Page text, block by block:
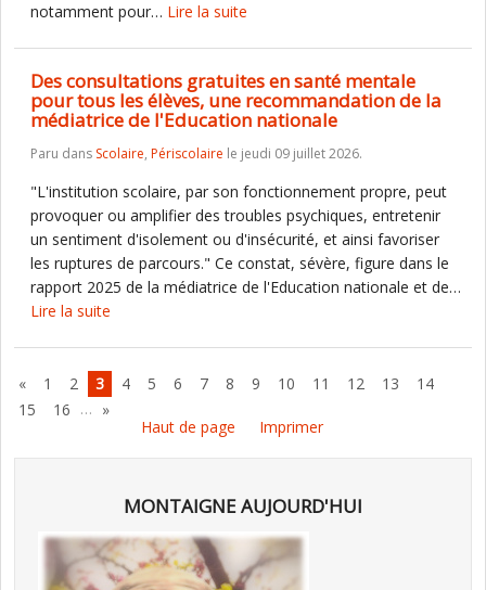
notamment pour… Lire la suite
Des consultations gratuites en santé mentale
pour tous les élèves, une recommandation de la
médiatrice de l'Education nationale
Paru dans Scolaire, Périscolaire le jeudi 09 juillet 2026.
"L'institution scolaire, par son fonctionnement propre, peut
provoquer ou amplifier des troubles psychiques, entretenir
un sentiment d'isolement ou d'insécurité, et ainsi favoriser
les ruptures de parcours." Ce constat, sévère, figure dans le
rapport 2025 de la médiatrice de l'Education nationale et de…
Lire la suite
« 1 2 3 4 5 6 7 8 9 10 11 12 13
14
15
16 … »
Haut de page
Imprimer
MONTAIGNE AUJOURD'HUI